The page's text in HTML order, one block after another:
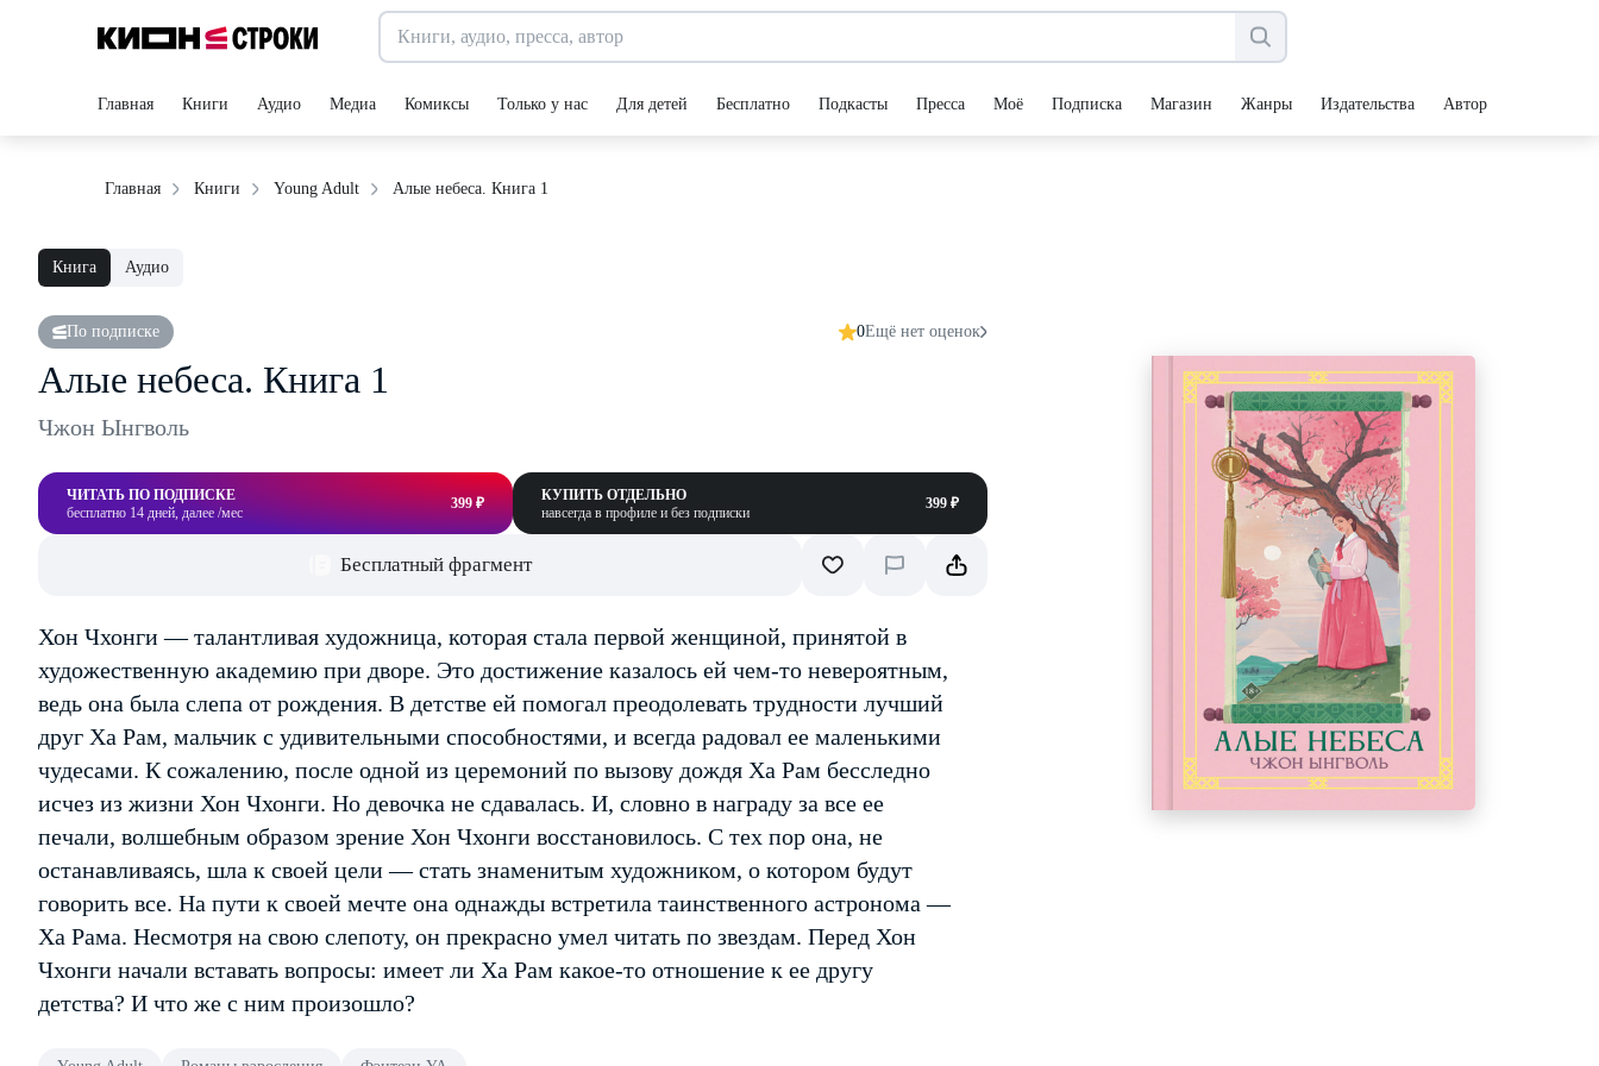
Главная Книги Аудио Медиа Комиксы Только у нас Для детей Бесплатно Подкасты Пресса Моё Подписка Магазин Жанры Издательства Авторы
Главная Книги Young Adult Алые небеса. Книга 1
Книга Аудио
По подписке 0Ещё нет оценок
Алые небеса. Книга 1
Чжон Ынгволь
ЧИТАТЬ ПО ПОДПИСКЕ
бесплатно 14 дней, далее /мес
399 ₽
КУПИТЬ ОТДЕЛЬНО
навсегда в профиле и без подписки
399 ₽
Бесплатный фрагмент
Хон Чхонги — талантливая художница, которая стала первой женщиной, принятой в
художественную академию при дворе. Это достижение казалось ей чем-то невероятным,
ведь она была слепа от рождения. В детстве ей помогал преодолевать трудности лучший
друг Ха Рам, мальчик с удивительными способностями, и всегда радовал ее маленькими
чудесами. К сожалению, после одной из церемоний по вызову дождя Ха Рам бесследно
исчез из жизни Хон Чхонги. Но девочка не сдавалась. И, словно в награду за все ее
печали, волшебным образом зрение Хон Чхонги восстановилось. С тех пор она, не
останавливаясь, шла к своей цели — стать знаменитым художником, о котором будут
говорить все. На пути к своей мечте она однажды встретила таинственного астронома —
Ха Рама. Несмотря на свою слепоту, он прекрасно умел читать по звездам. Перед Хон
Чхонги начали вставать вопросы: имеет ли Ха Рам какое-то отношение к ее другу
детства? И что же с ним произошло?